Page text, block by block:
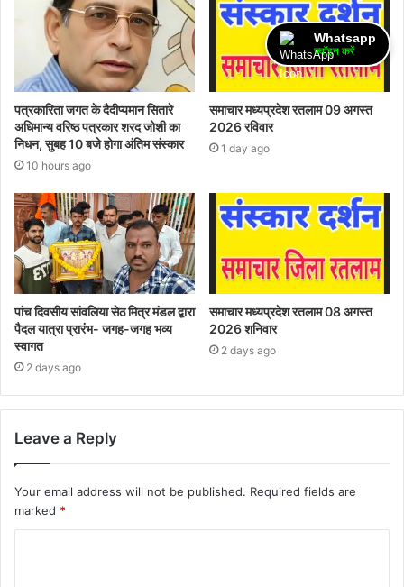
पत्रकारिता जगत के दैदीप्यमान सितारे
अधिमान्य वरिष्ठ पत्रकार शरद जोशी का
निधन, सुबह 10 बजे होगा अंतिम संस्कार
10 hours ago
समाचार मध्यप्रदेश रतलाम 09 अगस्त
2026 रविवार
1 day ago
पांच दिवसीय सांवलिया सेठ मित्र मंडल द्वारा
पैदल यात्रा प्रारंभ- जगह-जगह भव्य
स्वागत
2 days ago
समाचार मध्यप्रदेश रतलाम 08 अगस्त
2026 शनिवार
2 days ago
Leave a Reply
Your email address will not be published. Required fields are
marked *
Whatsapp
ज्वॉइन करें